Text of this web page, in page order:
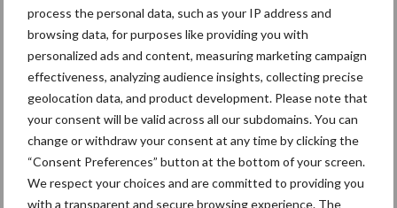
process the personal data, such as your IP address and
browsing data, for purposes like providing you with
personalized ads and content, measuring marketing campaign
effectiveness, analyzing audience insights, collecting precise
geolocation data, and product development. Please note that
your consent will be valid across all our subdomains. You can
change or withdraw your consent at any time by clicking the
“Consent Preferences” button at the bottom of your screen.
We respect your choices and are committed to providing you
with a transparent and secure browsing experience. The
Machines Duurzaamheid
Kunstmeststrooier Pootmachine